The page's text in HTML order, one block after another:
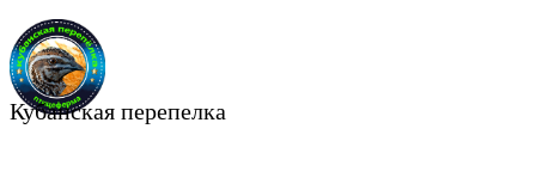
Кубанская перепелка